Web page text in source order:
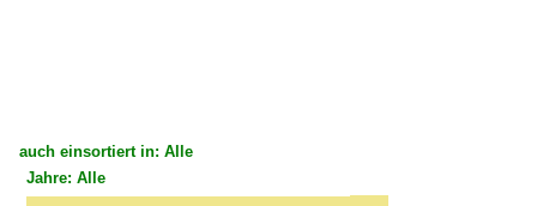
auch einsortiert in: Alle
Jahre: Alle